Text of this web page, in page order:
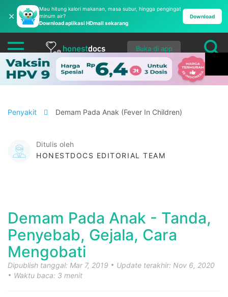
✕
Mau hitung kalori makanan, masa subur, hingga pengingat
minum air?
Download aplikasi HDmall sekarang
Download
Buka di app
Penyakit Demam Pada Anak (Fever In Children)
Ditulis oleh
HONESTDOCS EDITORIAL TEAM
Demam Pada Anak - Tanda,
Penyebab, Gejala, Cara
Mengobati
Dipublish tanggal: Mar 7, 2019
Update terakhir: Nov 6, 2020
Waktu baca: 3 menit